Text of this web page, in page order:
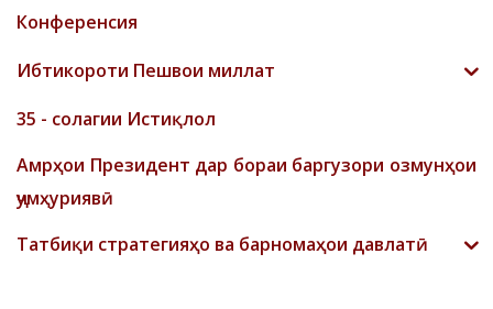
Конференсия
Ибтикороти Пешвои миллат
35 - солагии Истиқлол
Амрҳои Президент дар бораи баргузори озмунҳои
ҷумҳуриявӣ
Татбиқи стратегияҳо ва барномаҳои давлатӣ